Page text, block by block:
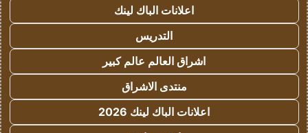
اعلانات الباك لينك
التدريس
اشراق العالم عالم كبير
منتدى الاشراق
اعلانات الباك لينك 2026